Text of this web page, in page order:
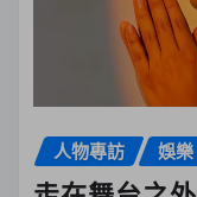
人物專訪 娛樂